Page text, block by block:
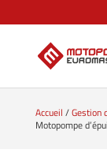
Accueil /Gestion
Motopompe